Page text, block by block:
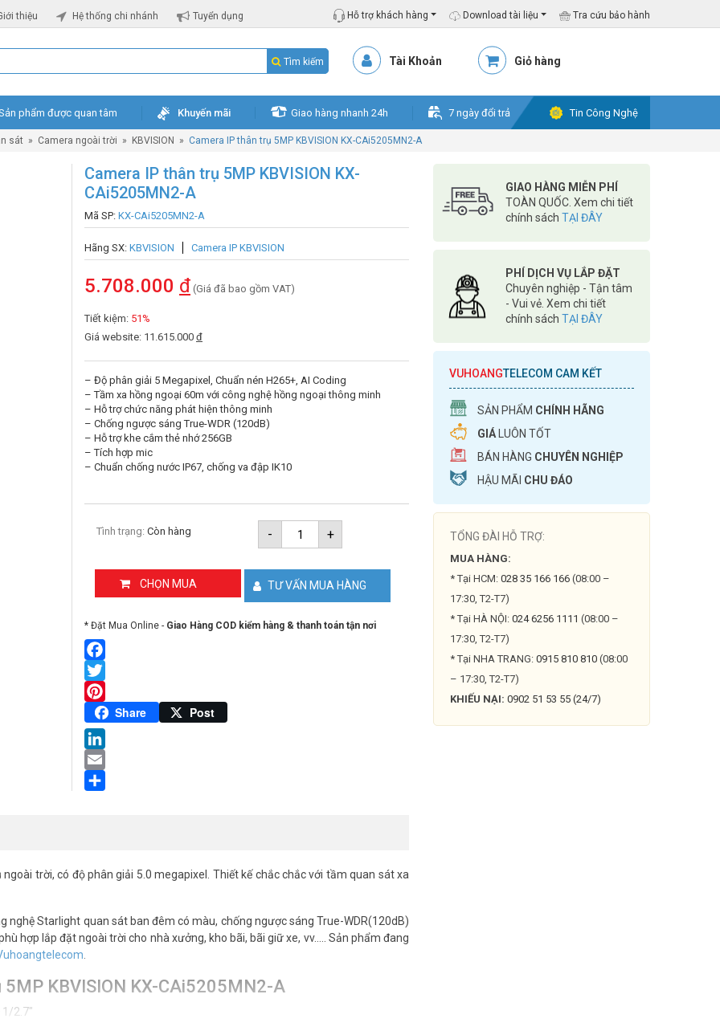
thiệu Hệ thống chi nhánh Tuyển dụng Hỗ trợ khách hàng Download tài liệu Tra cứu bảo hành
Tìm kiếm Tài Khoản Giỏ hàng
phẩm được quan tâm Khuyến mãi Giao hàng nhanh 24h 7 ngày đổi trả Tin Công Nghệ
sát » Camera ngoài trời » KBVISION » Camera IP thân trụ 5MP KBVISION KX-CAi5205MN2-A
Camera IP thân trụ 5MP KBVISION KX-
CAi5205MN2-A
Mã SP: KX-CAi5205MN2-A
Hãng SX: KBVISION Camera IP KBVISION
5.708.000 đ (Giá đã bao gồm VAT)
Tiết kiệm: 51%
Giá website: 11.615.000 đ
– Độ phân giải 5 Megapixel, Chuẩn nén H265+, AI Coding
– Tầm xa hồng ngoại 60m với công nghệ hồng ngoại thông minh
– Hỗ trợ chức năng phát hiện thông minh
– Chống ngược sáng True-WDR (120dB)
– Hỗ trợ khe cắm thẻ nhớ 256GB
– Tích hợp mic
– Chuẩn chống nước IP67, chống va đập IK10
-
Camera
IP
thân
5MP
KBVISION
KX-
A
+
Tình trạng: Còn hàng
CHỌN MUA TƯ VẤN MUA HÀNG
* Đặt Mua Online - Giao Hàng COD kiểm hàng & thanh toán tận nơi
Facebook
Twitter
Pinterest
Share Post
LinkedIn
Email
ngoài trời, có độ phân giải 5.0 megapixel. Thiết kế chắc chắc với tầm quan sát xa
nghệ Starlight quan sát ban đêm có màu, chống ngược sáng True-WDR(120dB)
hợp lắp đặt ngoài trời cho nhà xưởng, kho bãi, bãi giữ xe, vv….. Sản phẩm đang
KBVISION KX-CAi5205MN2-A
2.7″
GIAO HÀNG MIỄN PHÍ
TOÀN QUỐC. Xem chi tiết
chính sách TẠI ĐÂY
PHÍ DỊCH VỤ LẮP ĐẶT
Chuyên nghiệp - Tận tâm
- Vui vẻ. Xem chi tiết
chính sách TẠI ĐÂY
VUHOANGTELECOM CAM KẾT
SẢN PHẨM CHÍNH HÃNG
GIÁ LUÔN TỐT
BÁN HÀNG CHUYÊN NGHIỆP
HẬU MÃI CHU ĐÁO
TỔNG ĐÀI HỖ TRỢ:
MUA HÀNG:
* Tại HCM: 028 35 166 166 (08:00 –
17:30, T2-T7)
* Tại HÀ NỘI: 024 6256 1111 (08:00 –
17:30, T2-T7)
* Tại NHA TRANG: 0915 810 810 (08:00
– 17:30, T2-T7)
KHIẾU NẠI: 0902 51 53 55 (24/7)